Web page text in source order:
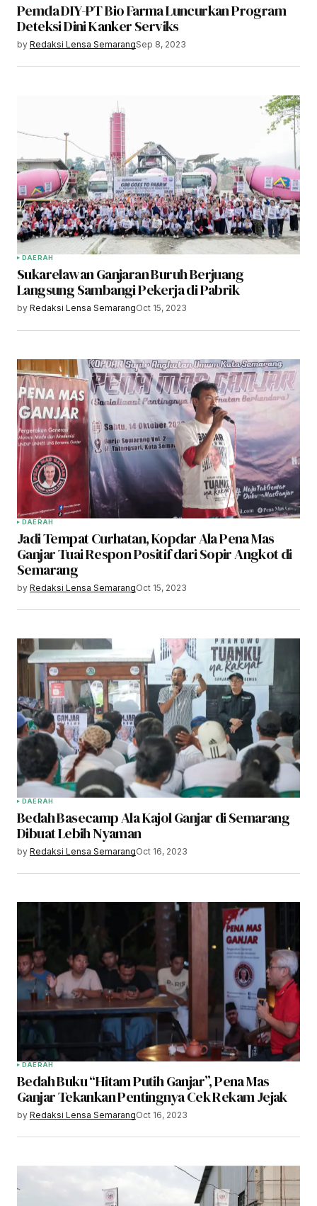
Pemda DIY-PT Bio Farma Luncurkan Program
Deteksi Dini Kanker Serviks
by Redaksi Lensa SemarangSep 8, 2023
DAERAH
Sukarelawan Ganjaran Buruh Berjuang
Langsung Sambangi Pekerja di Pabrik
by Redaksi Lensa SemarangOct 15, 2023
DAERAH
Jadi Tempat Curhatan, Kopdar Ala Pena Mas
Ganjar Tuai Respon Positif dari Sopir Angkot di
Semarang
by Redaksi Lensa SemarangOct 15, 2023
DAERAH
Bedah Basecamp Ala Kajol Ganjar di Semarang
Dibuat Lebih Nyaman
by Redaksi Lensa SemarangOct 16, 2023
DAERAH
Bedah Buku “Hitam Putih Ganjar”, Pena Mas
Ganjar Tekankan Pentingnya Cek Rekam Jejak
by Redaksi Lensa SemarangOct 16, 2023